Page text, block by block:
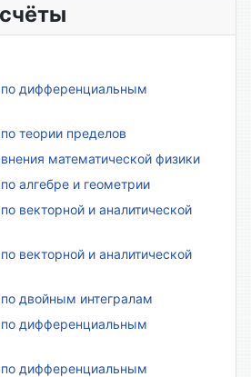
дифференциальным
теории пределов
математической физики
алгебре и геометрии
векторной и аналитической
векторной и аналитической
двойным интегралам
дифференциальным
дифференциальным